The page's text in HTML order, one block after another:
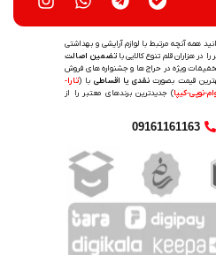
همه آنچه مرتبط با لوازم آرایشی و بهداشتی
در هزاران قلم تنوع کالایی باتضمین اصالت
تخفیفات ویژه در حراج ها و جشنواره های فروش
قیمت بصورتنقدی یا اقساطی با (تارا-
نوپی-کیپا) جدیدترین‌ برندهای معتبر را از
09161161163